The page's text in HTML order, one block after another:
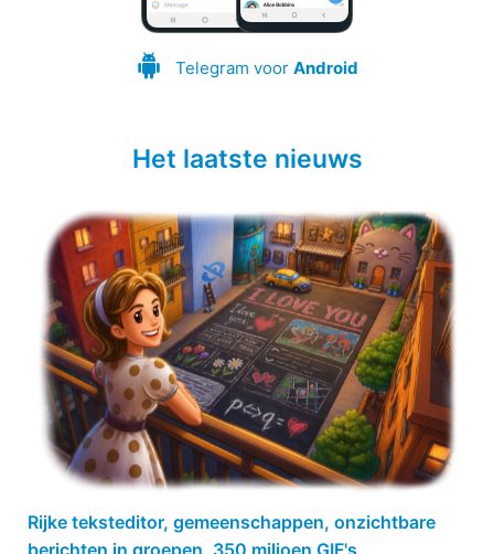
Telegram voor Android
Het laatste nieuws
Rijke teksteditor, gemeenschappen, onzichtbare
berichten in groepen, 350 miljoen GIF's